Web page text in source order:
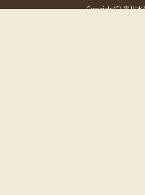
Copyright(C) 黒川